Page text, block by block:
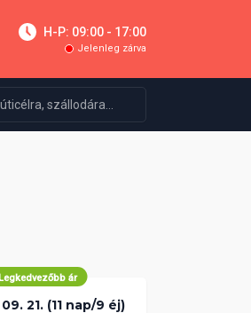
H-P: 09:00 - 17:00
Jelenleg zárva
ár
09. 21. (11 nap/9 éj)